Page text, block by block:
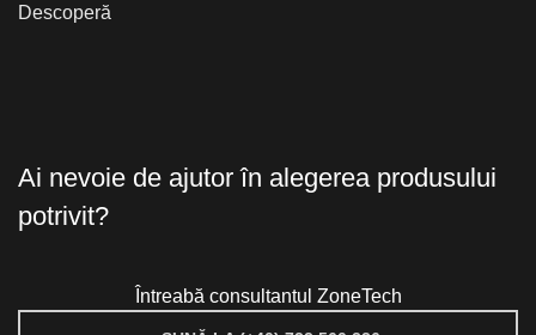
Descoperă
Ai nevoie de ajutor în alegerea produsului
potrivit?
Întreabă consultantul ZoneTech